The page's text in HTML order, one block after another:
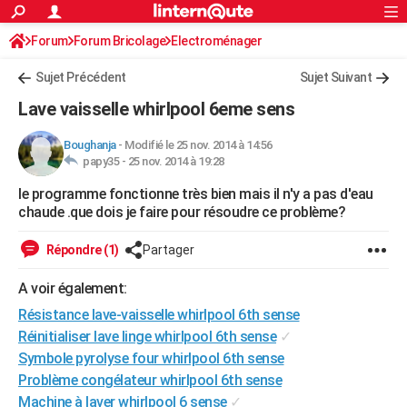
ACTUALITÉS
Politique
Société
Faits Divers
Education
Monde
Villes
+
FINANCE
Retraite
Impôts
Epargne
Immobilier
Risques naturels par ville
Banque
Assurance
Crédit
AUTO
Essais
Réserver un essai
Citadines
Berlines
SUV
Forum auto
+HIGH-TECH
Mobiles
Meilleur smartphone
Internet
Ordinateurs
Jeux vidéo
Guide high-tech
BRICOLAGE
WEEK-END
Guides de France
Escapades
Patrimoine
Expositions
Musées
Week-end nature
+LIFESTYLE
Art de vivre
Bien-être
Loisirs
ModeModes de vie
SANTE
Alimentation
Guide de la santé
Maladies
Médicaments
Sommeil
S'inscrire
Connexion
Forum Forum Bricolage Electroménager
Sujet Précédent Sujet Suivant
Lave vaisselle whirlpool 6eme sens
Boughanja- Modifié le 25 nov. 2014 à 14:56
papy35 - 25 nov. 2014 à 19:28
le programme fonctionne très bien mais il n'y a pas d'eau
chaude .que dois je faire pour résoudre ce problème?
Répondre (1) Partager
A voir également:
Résistance lave-vaisselle whirlpool 6th sense
Réinitialiser lave linge whirlpool 6th sense ✓
Symbole pyrolyse four whirlpool 6th sense
Problème congélateur whirlpool 6th sense
Machine à laver whirlpool 6 sense ✓